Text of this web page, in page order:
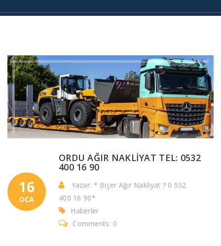
16
OCA
ORDU AĞIR NAKLİYAT TEL: 0532
400 16 90
Yazar: * Biçer Ağır Nakliyat ? 0 532
400 16 90*
Haberler
Comments: 0